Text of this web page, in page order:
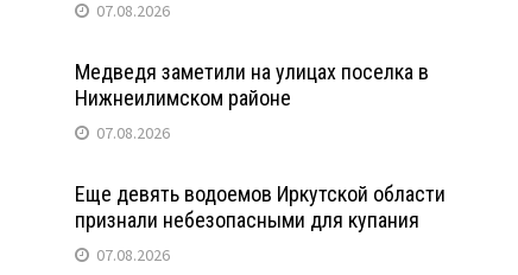
07.08.2026
Медведя заметили на улицах поселка в
Нижнеилимском районе
07.08.2026
Еще девять водоемов Иркутской области
признали небезопасными для купания
07.08.2026